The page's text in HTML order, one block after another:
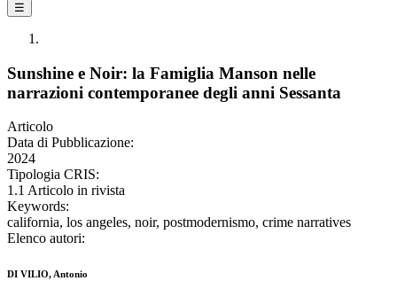
☰
Sunshine e Noir: la Famiglia Manson nelle
narrazioni contemporanee degli anni Sessanta
Articolo
Data di Pubblicazione:
2024
Tipologia CRIS:
1.1 Articolo in rivista
Keywords:
california, los angeles, noir, postmodernismo, crime narratives
Elenco autori:
DI VILIO, Antonio